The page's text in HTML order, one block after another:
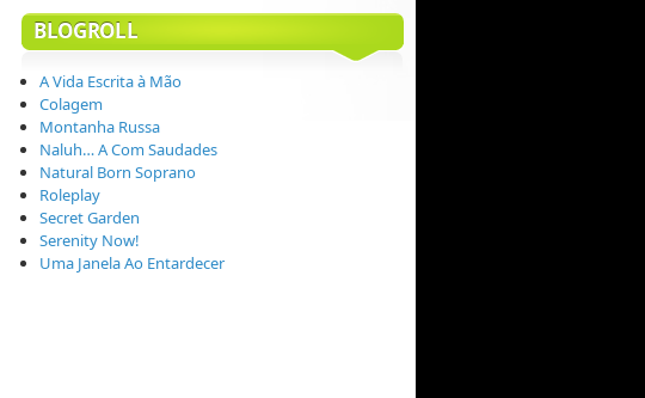
BLOGROLL
A Vida Escrita à Mão
Colagem
Montanha Russa
Naluh… A Com Saudades
Natural Born Soprano
Roleplay
Secret Garden
Serenity Now!
Uma Janela Ao Entardecer